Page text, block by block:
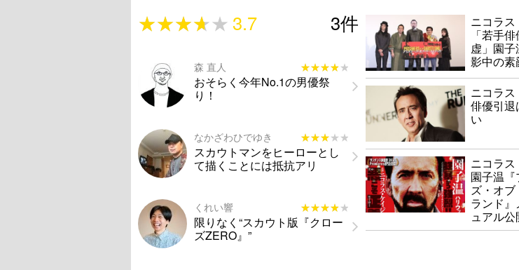
★★★★★
★★★★★ 3.7 3件
森 直人 ★★★★★
★★★★★
おそらく今年No.1の男優祭
り！
なかざわひでゆき ★★★★★
★★★★★
スカウトマンをヒーローとし
て描くことには抵抗アリ
くれい響 ★★★★★
★★★★★
限りなく“スカウト版『クロー
ズZERO』”
ニコラ
「若手
虚」園
影中の素
ニコラス
俳優引退
い
ニコラ
園子温
ズ・オブ
ランド
ュアル公